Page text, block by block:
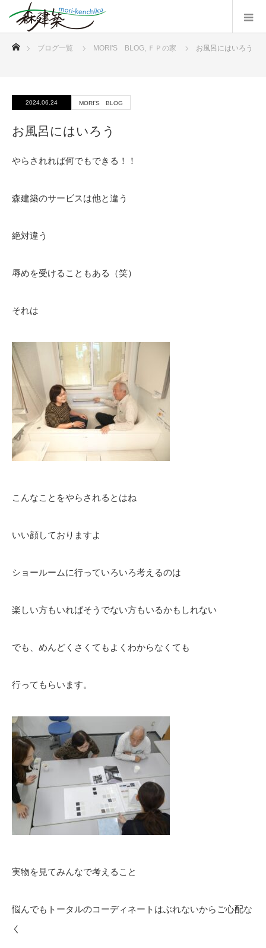
ブログ一覧 MORI'S BLOG, ＦＰの家 お風呂にはいろう
2024.06.24 MORI'S BLOG
お風呂にはいろう
やらされれば何でもできる！！
森建築のサービスは他と違う
絶対違う
辱めを受けることもある（笑）
それは
こんなことをやらされるとはね
いい顔しておりますよ
ショールームに行っていろいろ考えるのは
楽しい方もいればそうでない方もいるかもしれない
でも、めんどくさくてもよくわからなくても
行ってもらいます。
実物を見てみんなで考えること
悩んでもトータルのコーディネートはぶれないからご心配な
く